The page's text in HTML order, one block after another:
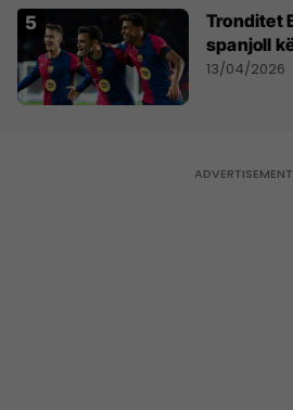
Tronditet
spanjoll
13/04/2026